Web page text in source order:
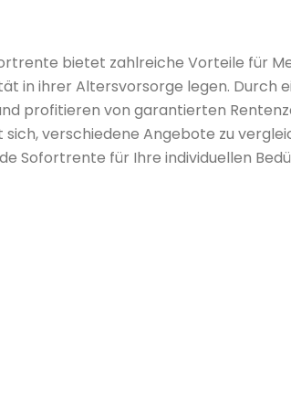
bietet zahlreiche Vorteile für
in ihrer Altersvorsorge legen. Durch
profitieren von garantierten
sich, verschiedene Angebote zu
Sofortrente für Ihre individuellen